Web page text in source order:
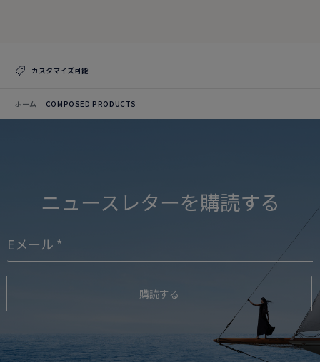
カスタマイズ可能
ホーム COMPOSED PRODUCTS
ニュースレターを購読する
購読する